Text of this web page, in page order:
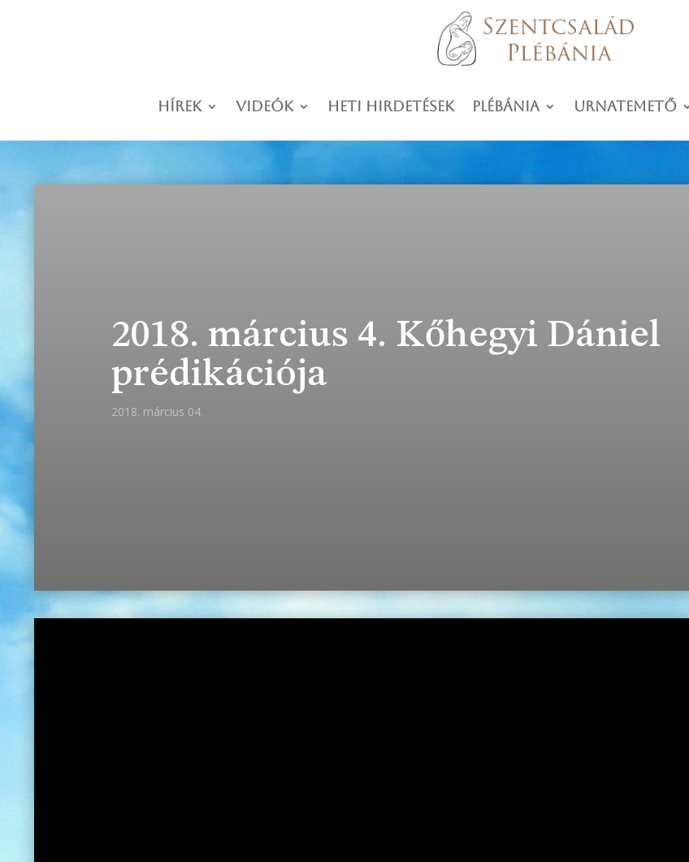
Hírek Videók Heti hirdetések Plébánia Urnatemető
2018. március 4. Kőhegyi Dániel
prédikációja
2018. március 04.